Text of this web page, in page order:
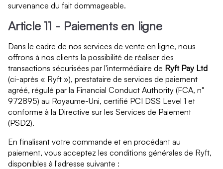
survenance du fait dommageable.
Article 11 - Paiements en ligne
Dans le cadre de nos services de vente en ligne, nous
offrons à nos clients la possibilité de réaliser des
transactions sécurisées par l'intermédiaire de Ryft Pay Ltd
(ci-après « Ryft »), prestataire de services de paiement
agréé, régulé par la Financial Conduct Authority (FCA, n°
972895) au Royaume-Uni, certifié PCI DSS Level 1 et
conforme à la Directive sur les Services de Paiement
(PSD2).
En finalisant votre commande et en procédant au
paiement, vous acceptez les conditions générales de Ryft,
disponibles à l'adresse suivante :